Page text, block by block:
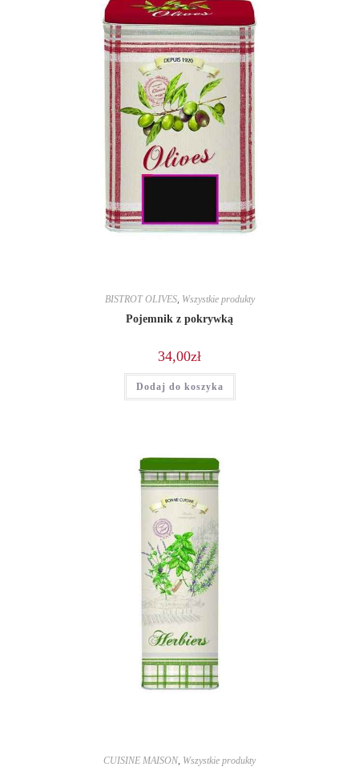
BISTROT OLIVES, Wszystkie produkty
Pojemnik z pokrywką
34,00zł
Dodaj do koszyka
CUISINE MAISON, Wszystkie produkty